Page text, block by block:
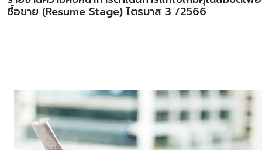
ซื้อขาย (Resume Stage) ไตรมาส 3 /2566
...